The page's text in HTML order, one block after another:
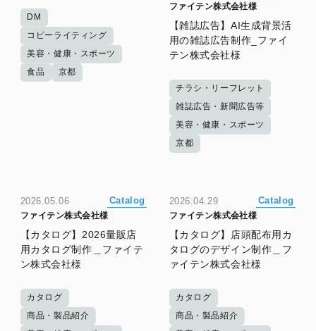
DM
コピーライティング
美容・健康・スポーツ
食品
京都
ファイテン株式会社様
【雑誌広告】AI生成背景活
用の雑誌広告制作_ファイ
テン株式会社様
チラシ・リーフレット
雑誌広告・新聞広告等
美容・健康・スポーツ
京都
2026.05.06 Catalog
ファイテン株式会社様
【カタログ】2026量販店
用カタログ制作＿ファイテ
ン株式会社様
カタログ
商品・製品紹介
2026.04.29 Catalog
ファイテン株式会社様
【カタログ】店頭配布用カ
タログのデザイン制作＿フ
ァイテン株式会社様
カタログ
商品・製品紹介